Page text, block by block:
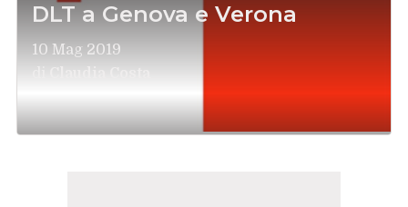
DLT a Genova e Verona
10 Mag 2019